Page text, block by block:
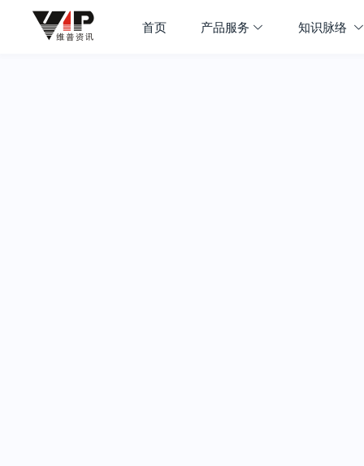
首页 产品服务 知识脉络